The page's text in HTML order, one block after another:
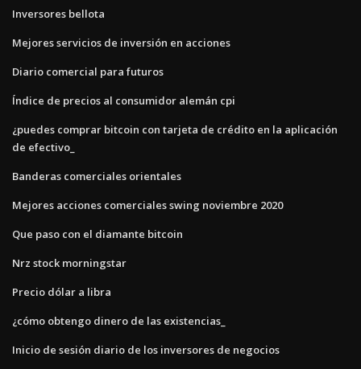
Inversores bellota
Mejores servicios de inversión en acciones
Diario comercial para futuros
Índice de precios al consumidor alemán cpi
¿puedes comprar bitcoin con tarjeta de crédito en la aplicación
de efectivo_
Banderas comerciales orientales
Mejores acciones comerciales swing noviembre 2020
Que paso con el diamante bitcoin
Nrz stock morningstar
Precio dólar a libra
¿cómo obtengo dinero de las existencias_
Inicio de sesión diario de los inversores de negocios